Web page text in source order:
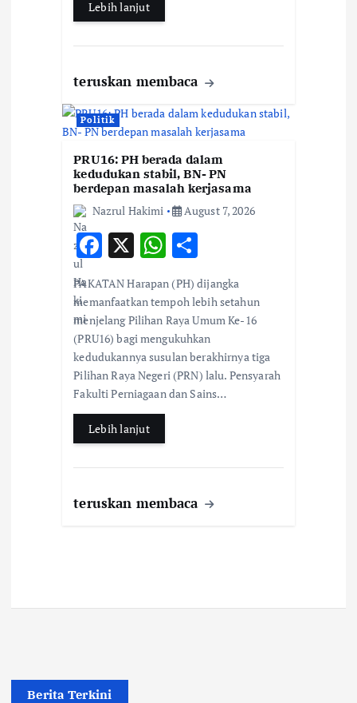
Lebih lanjut
teruskan membaca
Politik
PRU16: PH berada dalam
kedudukan stabil, BN- PN
berdepan masalah kerjasama
Nazrul Hakimi
August 7, 2026
F
ac
e
b
o
o
k
X W
h
at
s
A
p
p
h
ar
e
PAKATAN Harapan (PH) dijangka
memanfaatkan tempoh lebih setahun
menjelang Pilihan Raya Umum Ke-16
(PRU16) bagi mengukuhkan
kedudukannya susulan berakhirnya tiga
Pilihan Raya Negeri (PRN) lalu. Pensyarah
Fakulti Perniagaan dan Sains…
Lebih lanjut
teruskan membaca
Berita Terkini